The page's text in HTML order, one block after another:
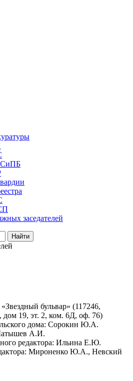
заседателей
бульвар» (117246,
19, эт. 2, ком. 6Д, оф. 76)
дома: Сорокин Ю.А.
А.И.
редактора: Ильина Е.Ю.
Мироненко Ю.А., Невский